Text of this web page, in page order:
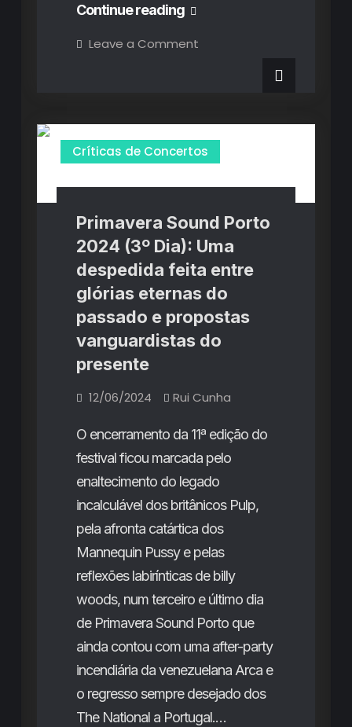
Continue readingAgeas
Chaka
Khan
Trip
Hop
contagiante
de
Morcheeba
Leave a Commenton
Khan
e
o
Trip
contagiante
Críticas de Concertos
Primavera Sound Porto
2024 (3º Dia): Uma
despedida feita entre
glórias eternas do
passado e propostas
vanguardistas do
presente
12/06/2024 Rui Cunha
O encerramento da 11ª edição do
festival ficou marcada pelo
enaltecimento do legado
incalculável dos britânicos Pulp,
pela afronta catártica dos
Mannequin Pussy e pelas
reflexões labirínticas de billy
woods, num terceiro e último dia
de Primavera Sound Porto que
ainda contou com uma after-party
incendiária da venezuelana Arca e
o regresso sempre desejado dos
The National a Portugal.…